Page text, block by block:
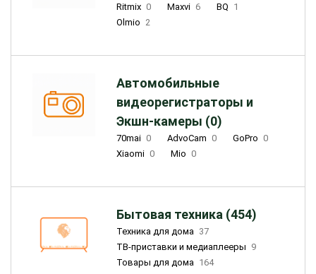
Ritmix 0 Maxvi 6 BQ 1
Olmio 2
Автомобильные
видеорегистраторы и
Экшн-камеры (0)
70mai 0 AdvoCam 0 GoPro 0
Xiaomi 0 Mio 0
Бытовая техника (454)
Техника для дома 37
ТВ-приставки и медиаплееры 9
Товары для дома 164